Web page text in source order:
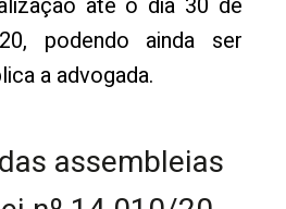
podendo ainda ser
a advogada.
assembleias